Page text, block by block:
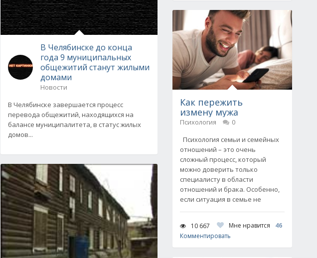
В Челябинске до конца
года 9 муниципальных
общежитий станут жилыми
домами
Новости
В Челябинске завершается процесс
перевода общежитий, находящихся на
балансе муниципалитета, в статус жилых
домов...
Как пережить
измену мужа
Психология
0
Психология семьи и семейных
отношений – это очень
сложный процесс, который
можно доверить только
специалисту в области
отношений и брака. Особенно,
если ситуация в семье не
10 667 Мне нравится
46
Комментировать